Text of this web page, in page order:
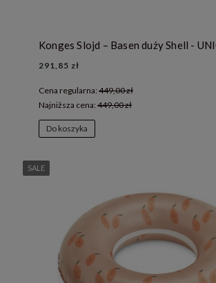
Konges Slojd – Basen duży Shell -
291,85 zł
Cena regularna: 449,00 zł
Najniższa cena: 449,00 zł
Do koszyka
SALE